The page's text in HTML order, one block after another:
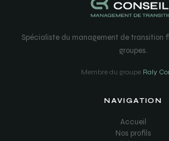
Spécialiste du management de transition
groupes.
Membre du groupe Raly
NAVIGATION
Accueil
Nos profils